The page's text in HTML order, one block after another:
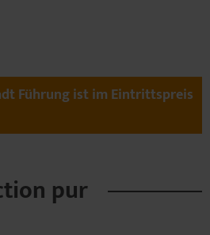
Führung ist im Eintrittspreis
pur